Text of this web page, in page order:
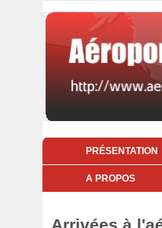
PRÉSENTATION
A PROPOS